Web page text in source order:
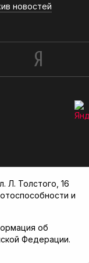
новостей
Л. Толстого, 16
и
об
Федерации.